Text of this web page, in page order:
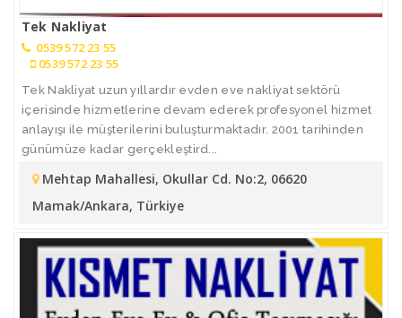
Tek Nakliyat
0539 572 23 55
0539 572 23 55
Tek Nakliyat uzun yıllardır evden eve nakliyat sektörü
içerisinde hizmetlerine devam ederek profesyonel hizmet
anlayışı ile müşterilerini buluşturmaktadır. 2001 tarihinden
günümüze kadar gerçekleştird...
Mehtap Mahallesi, Okullar Cd. No:2, 06620
Mamak/Ankara, Türkiye